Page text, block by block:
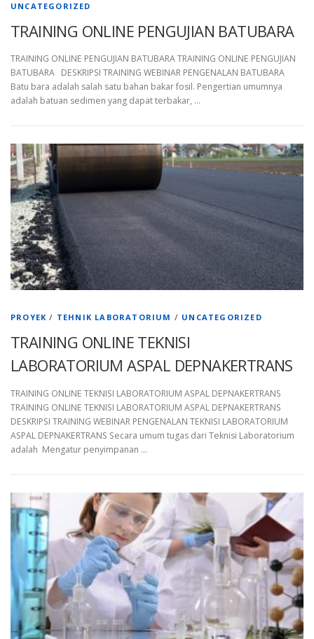
UNCATEGORIZED
TRAINING ONLINE PENGUJIAN BATUBARA
TRAINING ONLINE PENGUJIAN BATUBARA TRAINING ONLINE PENGUJIAN
BATUBARA DESKRIPSI TRAINING WEBINAR PENGENALAN BATUBARA
Batu bara adalah salah satu bahan bakar fosil. Pengertian umumnya
adalah batuan sedimen yang dapat terbakar, …
PROYEK / TEHNIK LABORATORIUM / UNCATEGORIZED
TRAINING ONLINE TEKNISI
LABORATORIUM ASPAL DEPNAKERTRANS
TRAINING ONLINE TEKNISI LABORATORIUM ASPAL DEPNAKERTRANS
TRAINING ONLINE TEKNISI LABORATORIUM ASPAL DEPNAKERTRANS
DESKRIPSI TRAINING WEBINAR PENGENALAN TEKNISI LABORATORIUM
ASPAL DEPNAKERTRANS Secara umum tugas dari Teknisi Laboratorium
adalah Mengatur penyimpanan …